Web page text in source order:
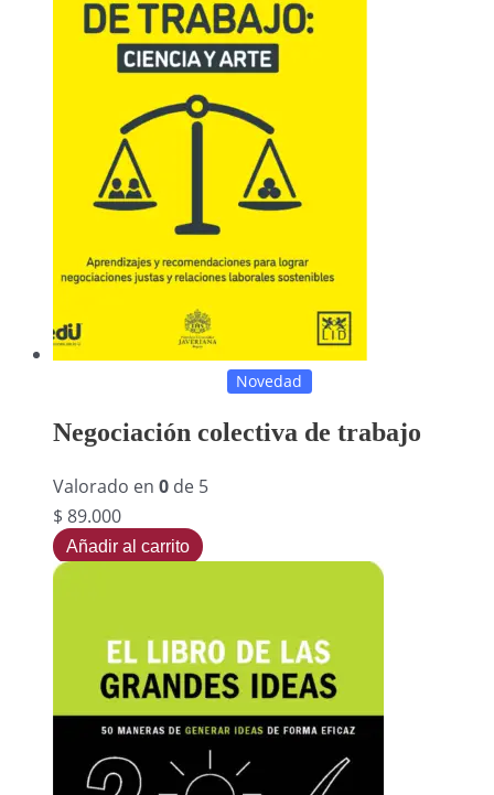
Novedad
Negociación colectiva de trabajo
Valorado en 0 de 5
$ 89.000
Añadir al carrito